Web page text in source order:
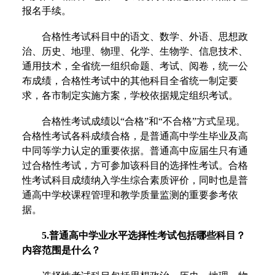
报名手续。
合格性考试科目中的语文、数学、外语、思想政
治、历史、地理、物理、化学、生物学、信息技术、
通用技术，全省统一组织命题、考试、阅卷，统一公
布成绩，合格性考试中的其他科目全省统一制定要
求，各市制定实施方案，学校依据规定组织考试。
合格性考试成绩以“合格”和“不合格”方式呈现。
合格性考试各科成绩合格，是普通高中学生毕业及高
中同等学力认定的重要依据。普通高中应届生只有通
过合格性考试，方可参加该科目的选择性考试。合格
性考试科目成绩纳入学生综合素质评价，同时也是普
通高中学校课程管理和教学质量监测的重要参考依
据。
5.普通高中学业水平选择性考试包括哪些科目？
内容范围是什么？